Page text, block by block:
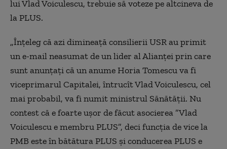
lui Vlad Voiculescu, trebuie să voteze pe altcineva de
la PLUS.
„Înțeleg că azi dimineață consilierii USR au primit
un e-mail neasumat de un lider al Alianței prin care
sunt anunțați că un anume Horia Tomescu va fi
viceprimarul Capitalei, întrucît Vlad Voiculescu, cel
mai probabil, va fi numit ministrul Sănătății. Nu
contest că e foarte ușor de făcut asocierea ”Vlad
Voiculescu e membru PLUS”, deci funcția de vice la
PMB este în bătătura PLUS și conducerea PLUS e